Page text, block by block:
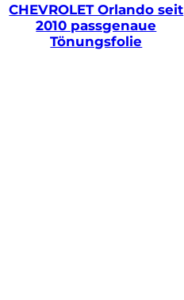
CHEVROLET Orlando seit
2010 passgenaue
Tönungsfolie